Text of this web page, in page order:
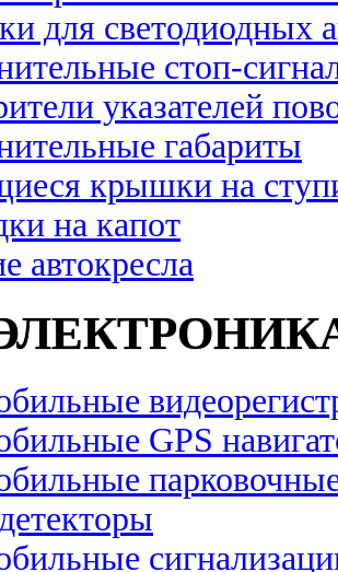
для светодиодных
стоп-
указателей
габариты
крышки на
на капот
автокресла
GPS